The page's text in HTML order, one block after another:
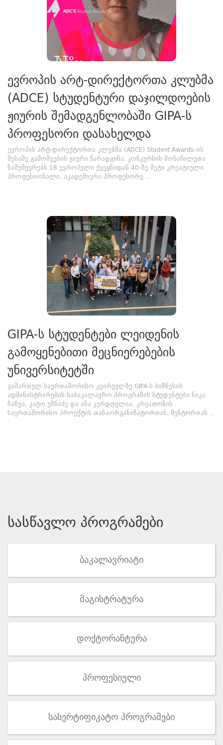
ევროპის არტ-დირექტორთა კლუბმა
(ADCE) სტუდენტური დაჯილდოების
ჟიურის შემადგენლობაში GIPA-ს
პროფესორი დასახელდა
ევროპის არტ-დირექტორთა კლუბმა (ADCE) Student Awards-ის
მესამე გამოშვების ჟიური წარადგინა. კონკურსის მონაწილეთა
ნამუშევრებს 18 ევროპული ქვეყნიდან 40-ზე მეტი კრეატიული
პროფესიონალი, აკადემიური პროფესორე ...
GIPA-ს სტუდენტები ლეიდენის
გამოყენებითი მეცნიერებების
უნივერსიტეტში
გამართულ საერთაშორისო კვირეულზე GIPA-ს ბიზნესის
ადმინისტრირების საბაკალავრო პროგრამის სტუდენტები ნიკა
ჩაჩუა, კატო უზნაძე და ანა კურდღელია, კრეათონის
საერთაშორისო პროექტის თანაორგანიზატორთან, მენტორთან ...
სასწავლო პროგრამები
ბაკალავრიატი
მაგისტრატურა
დოქტორანტურა
პროფესიული
სასერტიფიკატო პროგრამები